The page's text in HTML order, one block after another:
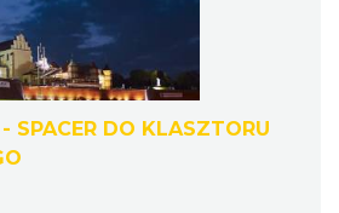
SPACER DO KLASZTORU